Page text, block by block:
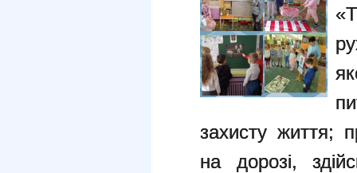
захисту життя;
на дорозі,